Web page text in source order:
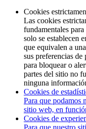
Cookies
Las cookies
fundamentales
solo se establecen
que equivalen a
sus preferencias
para bloquear o
partes del sitio no
ninguna
Cookies de
Para que podamos
sitio web, en
Cookies de